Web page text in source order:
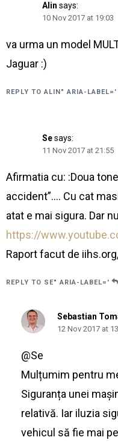
Alin says:
10 Nov 2017 at 19:03
va urma un model
Jaguar :)
REPLY TO ALIN" ARIA-LABEL='
Sesays:
11 Nov 2017 at 21:55
Afirmatia cu: :Doua
accident”…. Cu cat
atat e mai sigura. Dar
https://
Raport facut de
REPLY TO SE" ARIA-LABEL='
Sebastian
12 Nov 2017 at
@Se
Mulțumim pentru
Siguranța unei
relativă. Iar iluzia
vehicul să fie mai